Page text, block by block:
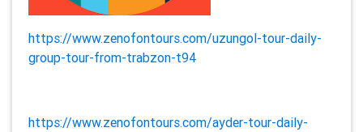
https://www.zenofontours.com/uzungol-tour-daily-
group-tour-from-trabzon-t94
https://www.zenofontours.com/ayder-tour-daily-